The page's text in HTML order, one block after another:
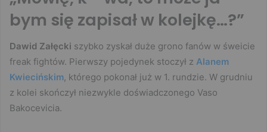
bym się zapisał w kolejkę…?”
Dawid Załęcki szybko zyskał duże grono fanów w śweicie
freak fightów. Pierwszy pojedynek stoczył z Alanem
Kwiecińskim, którego pokonał już w 1. rundzie. W grudniu
z kolei skończył niezwykle doświadczonego Vaso
Bakocevicia.